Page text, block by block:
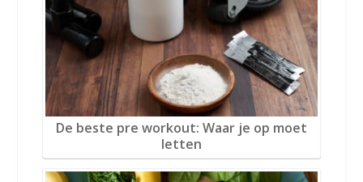
De beste pre workout: Waar je op moet
letten